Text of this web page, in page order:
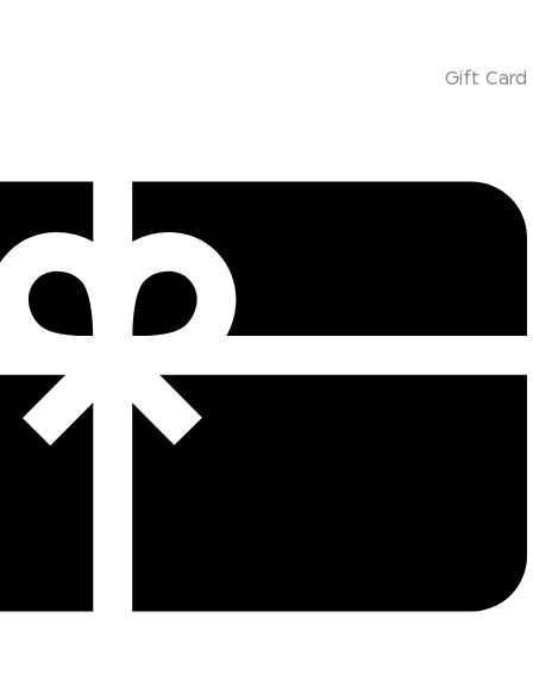
Gift Card